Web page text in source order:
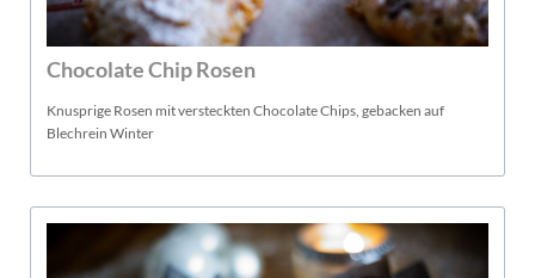
Chocolate Chip Rosen
Knusprige Rosen mit versteckten Chocolate Chips, gebacken auf
Blechrein Winter